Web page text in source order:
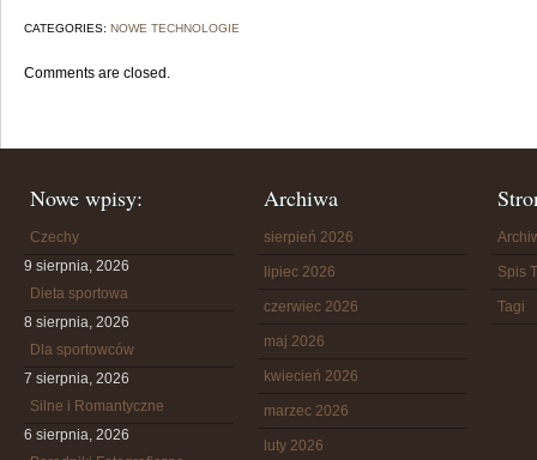
CATEGORIES: NOWE TECHNOLOGIE
Comments are closed.
Nowe wpisy:
Czechy
9 sierpnia, 2026
Dieta sportowa
8 sierpnia, 2026
Dla sportowców
7 sierpnia, 2026
Silne i Romantyczne
6 sierpnia, 2026
Archiwa
sierpień 2026
lipiec 2026
czerwiec 2026
maj 2026
kwiecień 2026
marzec 2026
luty 2026
Spis
Tagi